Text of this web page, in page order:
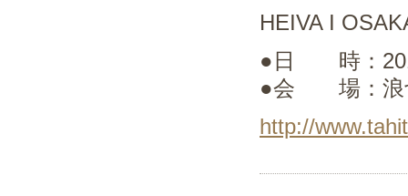
HEIVA I
●日 時：
●会 場：浪
http://